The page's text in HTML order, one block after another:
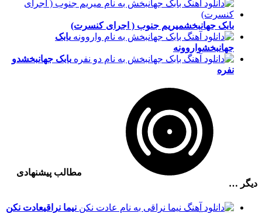
بابک جهانبخشمیریم جنوب ( اجرای کنسرت)
بابک
جهانبخشواروونه
بابک جهانبخشدو
نفره
مطالب پیشنهادی
دیگر …
نیما نراقیعادت نکن